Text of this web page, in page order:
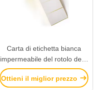
Carta di etichetta bianca
impermeabile del rotolo della
carta
dell'autoadesivo/materiale di
Ottieni il miglior prezzo